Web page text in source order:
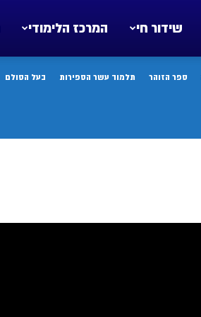
המרכז הלימודי שידור חי
ספר הזוהר תלמוד עשר הספירות בעל הסולם